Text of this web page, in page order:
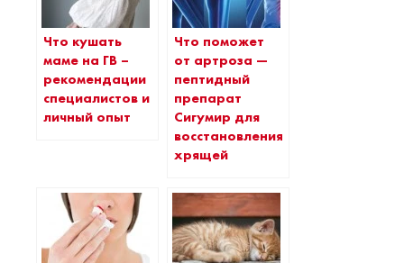
Что кушать
маме на ГВ –
рекомендации
специалистов и
личный опыт
Что поможет
от артроза —
пептидный
препарат
Сигумир для
восстановления
хрящей